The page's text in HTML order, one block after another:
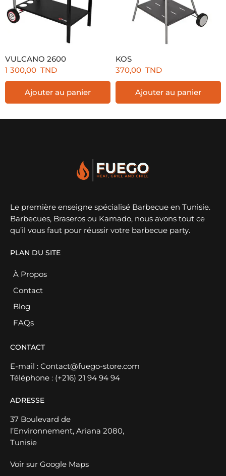
VULCANO 2600
1 300,00 TND
Ajouter au panier
KOS
370,00 TND
Ajouter au panier
Le première enseigne spécialisé Barbecue en Tunisie.
Barbecues, Braseros ou Kamado, nous avons tout ce
qu’il vous faut pour réussir votre barbecue party.
PLAN DU SITE
À Propos
Contact
Blog
FAQs
CONTACT
E-mail : Contact@fuego-store.com
Téléphone : (+216) 21 94 94 94
ADRESSE
37 Boulevard de
l’Environnement, Ariana 2080,
Tunisie
Voir sur Google Maps